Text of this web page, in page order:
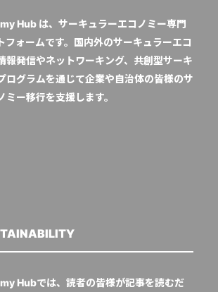
Hub は、サーキュラーエコノミー専門
フォームです。国内外のサーキュラーエコ
報発信やネットワーキング、共創型サーキ
ログラムを通じて企業や自治体の皆様のサ
ミー移行を支援します。
Hubでは、読者の皆様が記事を読むだ